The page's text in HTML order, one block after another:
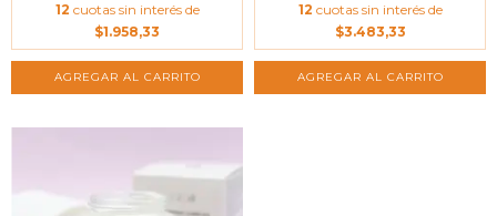
12 cuotas sin interés de
$1.958,33
12 cuotas sin interés de
$3.483,33
AGREGAR AL CARRITO